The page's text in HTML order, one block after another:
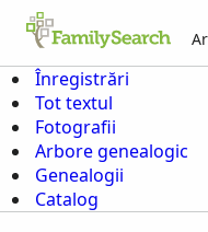
Înregistrări
Tot textul
Fotografii
Arbore genealogic
Genealogii
Catalog